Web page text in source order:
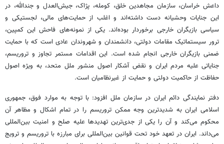
داعش خراسان، سازمان مجاهدین خلق، کومله، پژاک، جیش‌العدل و جندالله، در
این جنایات وحشیانه دست داشته‌اند و اغلب از حمایت‌های مالی، لجستیکی و
سیاسی بازیگران خارجی برخوردار بوده‌اند. یکی از نمونه‌های فاحش این کمپین،
ترور سیستماتیک مقامات دولتی، دانشمندان و شهروندان عادی است که با حمایت
ضمنی بازیگران خارجی انجام شده است. این اقدامات مستمر تجاوز و تروریسم،
جنایاتی علیه مردم ایران و نقض آشکار اصول منشور ملل متحد، به ویژه اصول
حفاظت از حاکمیت دولتی و حمایت از غیرنظامیان است.
دفتر نمایندگی دائم ایران در سازمان ملل افزود: با توجه به موارد فوق، جمهوری
اسلامی ایران به شدیدترین وجه ممکن تروریسم را در تمام اشکال و مظاهر آن
محکوم می‌کند و آن را یکی از جدی‌ترین تهدیدها علیه صلح و امنیت بین‌المللی
می‌داند. ایران در تعهد خود تحت قوانین بین‌المللی برای مبارزه با تروریسم و ترویج